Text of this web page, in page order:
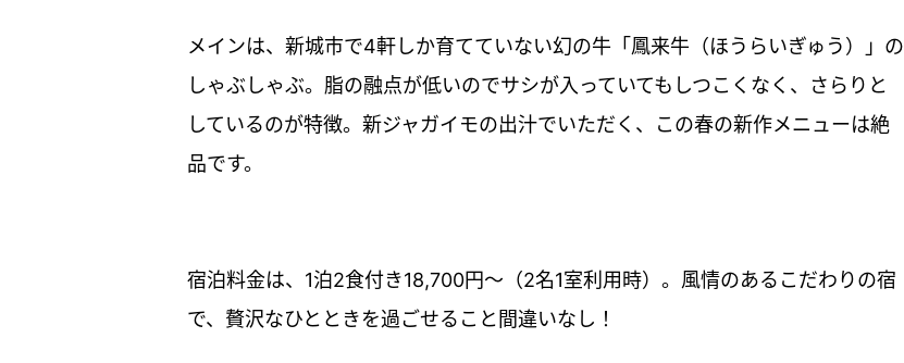
メインは、新城市で4軒しか育てていない幻の牛「鳳来牛（ほうらいぎゅう）」の
しゃぶしゃぶ。脂の融点が低いのでサシが入っていてもしつこくなく、さらりと
しているのが特徴。新ジャガイモの出汁でいただく、この春の新作メニューは絶
品です。
宿泊料金は、1泊2食付き18,700円～（2名1室利用時）。風情のあるこだわりの宿
で、贅沢なひとときを過ごせること間違いなし！